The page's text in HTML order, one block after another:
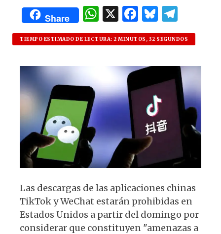
Share
W
h
at
p
p
X F
a
c
e
o
o
k
B
lu
es
k
y
el
e
g
ra
m
TIEMPO ESTIMADO DE LECTURA: 2 MINUTOS, 32 SEGUNDOS
Las descargas de las aplicaciones chinas
TikTok y WeChat estarán prohibidas en
Estados Unidos a partir del domingo por
considerar que constituyen "amenazas a